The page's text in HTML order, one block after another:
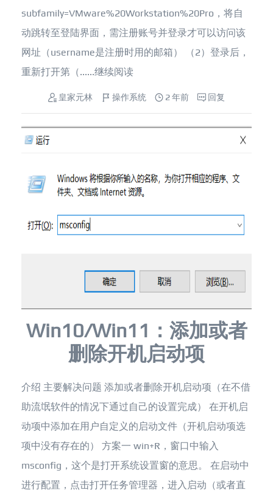
subfamily=VMware%20Workstation%20Pro，将自
动跳转至登陆界面，需注册账号并登录才可以访问该
网址（username是注册时用的邮箱） （2）登录后，
重新打开第（......继续阅读
皇家元林 操作系统 2 年前 回复
Win10/Win11：添加或者
删除开机启动项
介绍 主要解决问题 添加或者删除开机启动项（在不借
助流氓软件的情况下通过自己的设置完成） 在开机启
动项中添加在用户自定义的启动文件（开机启动项选
项中没有存在的） 方案一 win+R，窗口中输入
msconfig，这个是打开系统设置窗的意思。 在启动中
进行配置，点击打开任务管理器，进入启动（或者直